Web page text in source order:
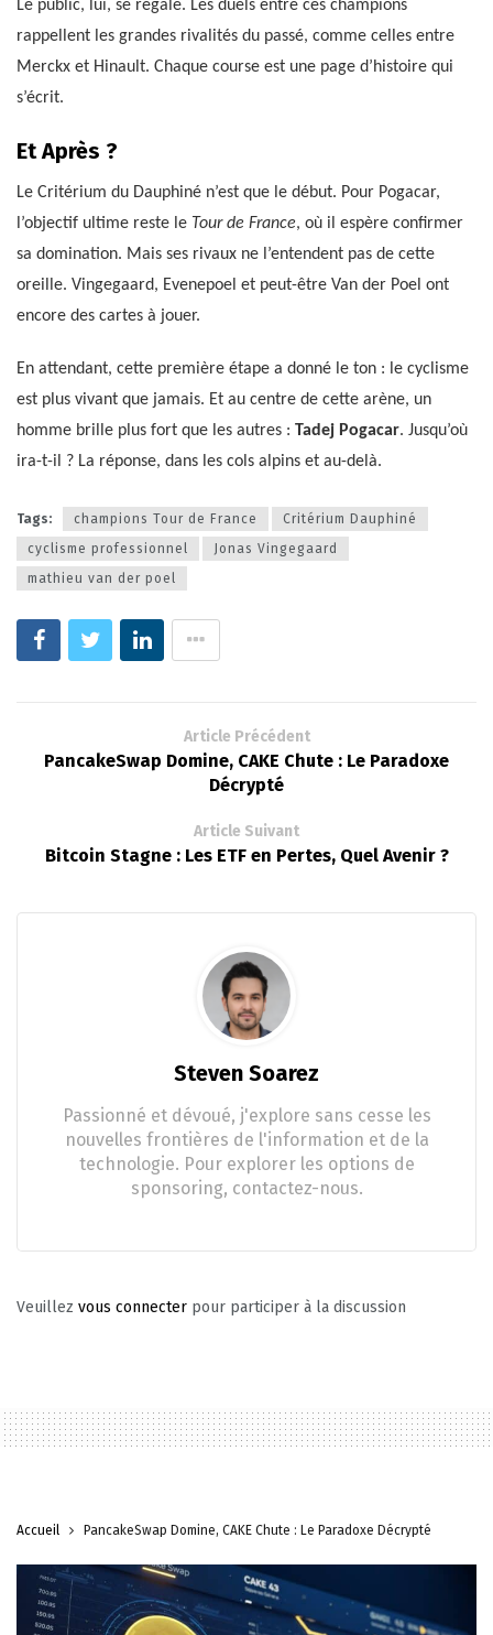
Le public, lui, se régale. Les duels entre ces champions
rappellent les grandes rivalités du passé, comme celles entre
Merckx et Hinault. Chaque course est une page d’histoire qui
s’écrit.
Et Après ?
Le Critérium du Dauphiné n’est que le début. Pour Pogacar,
l’objectif ultime reste le Tour de France, où il espère confirmer
sa domination. Mais ses rivaux ne l’entendent pas de cette
oreille. Vingegaard, Evenepoel et peut-être Van der Poel ont
encore des cartes à jouer.
En attendant, cette première étape a donné le ton : le cyclisme
est plus vivant que jamais. Et au centre de cette arène, un
homme brille plus fort que les autres : Tadej Pogacar. Jusqu’où
ira-t-il ? La réponse, dans les cols alpins et au-delà.
Tags: champions Tour de France
Critérium Dauphiné
cyclisme professionnel
Jonas Vingegaard
mathieu van der poel
Article Précédent
PancakeSwap Domine, CAKE Chute : Le Paradoxe
Décrypté
Article Suivant
Bitcoin Stagne : Les ETF en Pertes, Quel Avenir ?
Steven Soarez
Passionné et dévoué, j'explore sans cesse les
nouvelles frontières de l'information et de la
technologie. Pour explorer les options de
sponsoring, contactez-nous.
Veuillez vous connecter pour participer à la discussion
Accueil PancakeSwap Domine, CAKE Chute : Le Paradoxe Décrypté